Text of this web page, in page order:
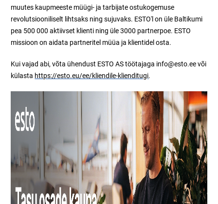
muutes kaupmeeste müügi- ja tarbijate ostukogemuse
revolutsiooniliselt lihtsaks ning sujuvaks. ESTO'l on üle Baltikumi
pea 500 000 aktiivset klienti ning üle 3000 partnerpoe. ESTO
missioon on aidata partneritel müüa ja klientidel osta.
Kui vajad abi, võta ühendust ESTO AS töötajaga info@esto.ee või
külasta https://esto.eu/ee/kliendile-klienditugi.